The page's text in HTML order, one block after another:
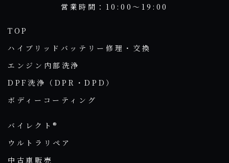
営業時間：10:00～19:00
TOP
ハイブリッドバッテリー修理・交換
エンジン内部洗浄
DPF洗浄（DPR・DPD）
ボディーコーティング
バイレクト®
ウルトラリペア
中古車販売